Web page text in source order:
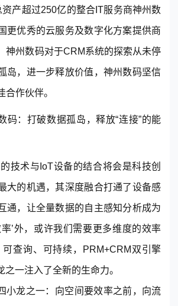
产超过250亿的整合IT服务商神州数
更优秀的云服务及数字化方案提供商
神州数码对于CRM系统的探索从未停
岛，进一步释放价值，神州数码坚信
合作伙伴。
：打破数据孤岛，释放“连接”的能
技术与IoT设备的结合将会是科技创
大的机遇，其深度融合打通了设备感
通，让全量数据的自主感知分析成为
’外，或许我们需要更多维度的效率
可查询、可持续，PRM+CRM双引擎
之一注入了全新的生命力。
龙之一：向空间要效率之前，向流